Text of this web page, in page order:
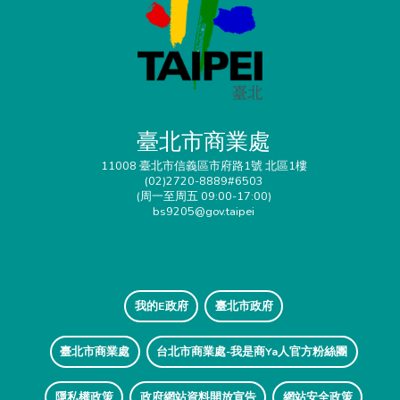
臺北市商業處
11008 臺北市信義區市府路1號 北區1樓
(02)2720-8889#6503
(周一至周五 09:00-17:00)
bs9205@gov.taipei
我的E政府 臺北市政府
臺北市商業處 台北市商業處-我是商Ya人官方粉絲團